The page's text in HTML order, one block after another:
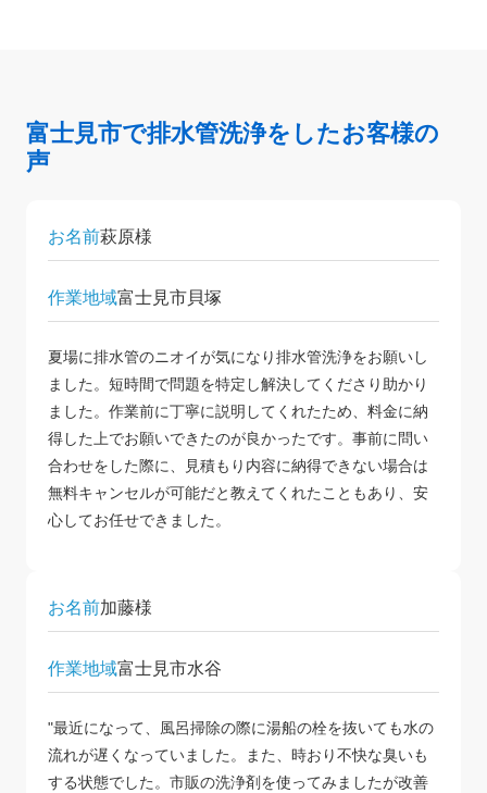
富士見市で排水管洗浄をしたお客様の
声
お名前萩原様
作業地域富士見市貝塚
夏場に排水管のニオイが気になり排水管洗浄をお願いし
ました。短時間で問題を特定し解決してくださり助かり
ました。作業前に丁寧に説明してくれたため、料金に納
得した上でお願いできたのが良かったです。事前に問い
合わせをした際に、見積もり内容に納得できない場合は
無料キャンセルが可能だと教えてくれたこともあり、安
心してお任せできました。
お名前加藤様
作業地域富士見市水谷
"最近になって、風呂掃除の際に湯船の栓を抜いても水の
流れが遅くなっていました。また、時おり不快な臭いも
する状態でした。市販の洗浄剤を使ってみましたが改善